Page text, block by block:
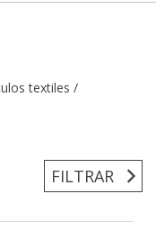
textiles /
FILTRAR